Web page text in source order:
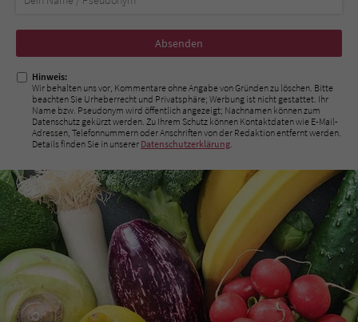
Nicht
ausfüllen!
Hinweis:
Wir behalten uns vor, Kommentare ohne Angabe von Gründen zu löschen. Bitte
beachten Sie Urheberrecht und Privatsphäre; Werbung ist nicht gestattet. Ihr
Name bzw. Pseudonym wird öffentlich angezeigt; Nachnamen können zum
Datenschutz gekürzt werden. Zu Ihrem Schutz können Kontaktdaten wie E-Mail-
Adressen, Telefonnummern oder Anschriften von der Redaktion entfernt werden.
Details finden Sie in unserer Datenschutzerklärung.